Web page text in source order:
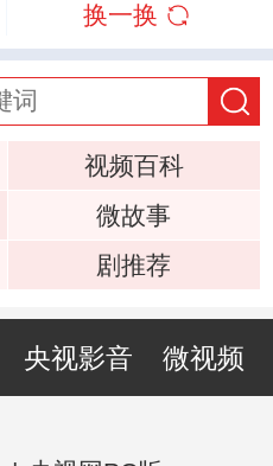
换一换
视频百科
微故事
剧推荐
央视影音 微视频